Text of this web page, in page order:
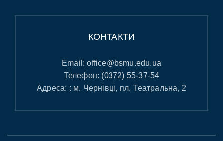
КОНТАКТИ
Email:office@bsmu.edu.ua
Телефон: (0372) 55-37-54
Адреса: : м. Чернівці, пл. Театральна, 2